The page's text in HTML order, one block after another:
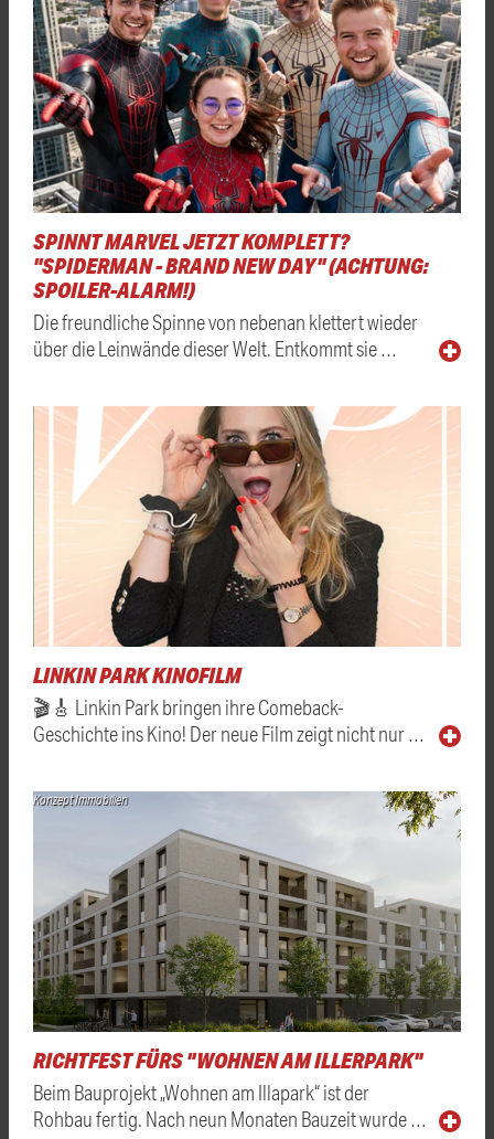
SPINNT MARVEL JETZT KOMPLETT?
"SPIDERMAN - BRAND NEW DAY" (ACHTUNG:
SPOILER-ALARM!)
Die freundliche Spinne von nebenan klettert wieder
über die Leinwände dieser Welt. Entkommt sie …
LINKIN PARK KINOFILM
🎬🎸 Linkin Park bringen ihre Comeback-
Geschichte ins Kino! Der neue Film zeigt nicht nur …
Konzept Immobilien
RICHTFEST FÜRS "WOHNEN AM ILLERPARK"
Beim Bauprojekt „Wohnen am Illapark“ ist der
Rohbau fertig. Nach neun Monaten Bauzeit wurde …